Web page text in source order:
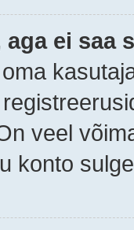
ei saa
veel
konto